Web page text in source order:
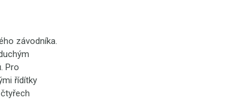
závodníka.
Pro
řídítky